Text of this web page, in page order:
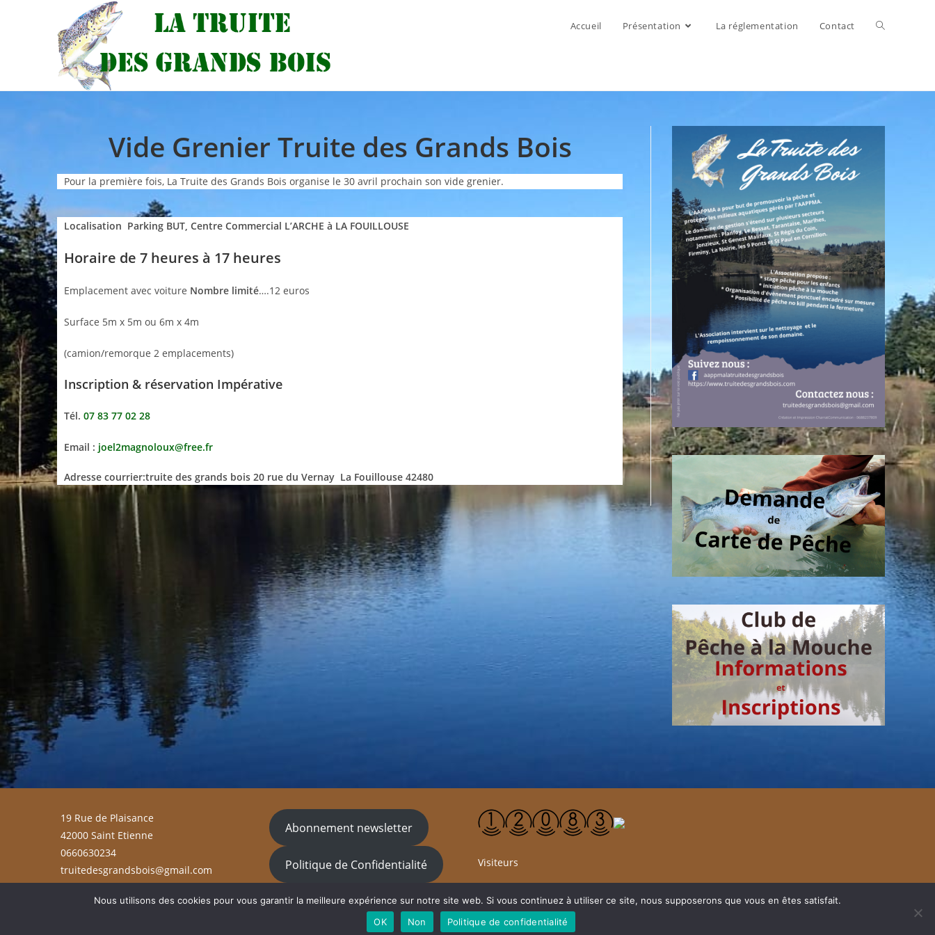
Accueil Présentation La réglementation Contact
Vide Grenier Truite des Grands Bois
Pour la première fois, La Truite des Grands Bois organise le 30 avril prochain son vide grenier.
Localisation Parking BUT, Centre Commercial L’ARCHE à LA FOUILLOUSE
Horaire de 7 heures à 17 heures
Emplacement avec voiture Nombre limité….12 euros
Surface 5m x 5m ou 6m x 4m
(camion/remorque 2 emplacements)
Inscription & réservation Impérative
Tél. 07 83 77 02 28
Email : joel2magnoloux@free.fr
Adresse courrier:truite des grands bois 20 rue du Vernay La Fouillouse 42480
19 Rue de Plaisance
42000 Saint Etienne
0660630234
truitedesgrandsbois@gmail.com
Abonnement newsletter
Politique de Confidentialité Visiteurs
Tous droits réservés à Truite des Grands Bois @2023
Nous utilisons des cookies pour vous garantir la meilleure expérience sur notre site web. Si vous continuez à utiliser ce site, nous supposerons que vous en êtes satisfait.
OK
Non Politique de confidentialité